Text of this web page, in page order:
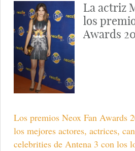
La actriz
los
Awards
Los premios Neox Fan Awards
los mejores actores, actrices,
celebrities de Antena 3 con los